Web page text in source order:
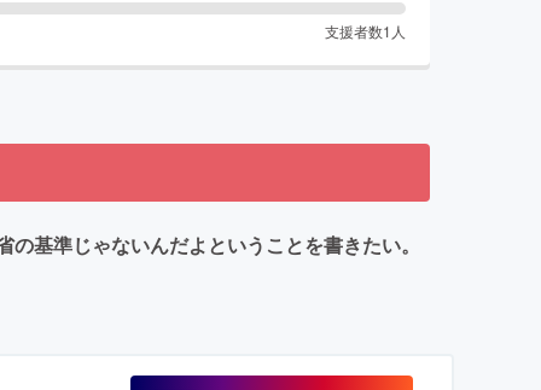
支援者数1 人
基準じゃないんだよということを書きたい。